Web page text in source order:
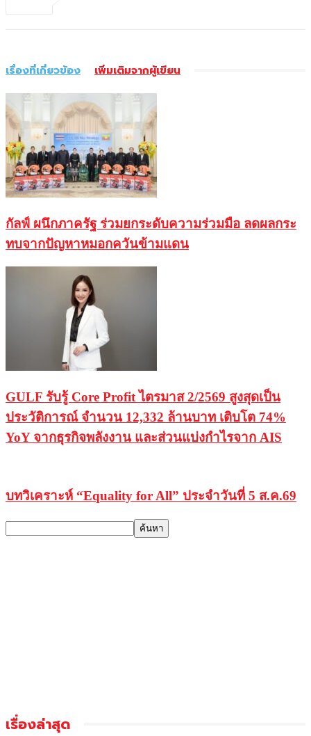
เรื่องที่เกี่ยวข้อง เพิ่มเติมจากผู้เขียน
กัลฟ์ ผนึกภาครัฐ ร่วมยกระดับความร่วมมือ ลดผลกระ
ทบจากปัญหาหมอกควันข้ามแดน
GULF รับรู้ Core Profit ไตรมาส 2/2569 สูงสุดเป็น
ประวัติการณ์ จำนวน 12,332 ล้านบาท เติบโต 74%
YoY จากธุรกิจพลังงาน และส่วนแบ่งกำไรจาก AIS
บทวิเคราะห์ “Equality for All” ประจำวันที่ 5 ส.ค.69
เรื่องล่าสุด